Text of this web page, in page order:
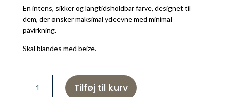
En intens, sikker og langtidsholdbar farve, designet til
dem, der ønsker maksimal ydeevne med minimal
påvirkning.
Skal blandes med beize.
Eterna
Tilføj til kurv